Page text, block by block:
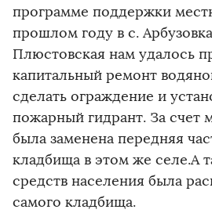
программе поддержки
прошлом году в с.
Плюстовская нам удалось
капитальный ремонт
сделать ограждение и
пожарный гидрант. За счет
была заменена передняя
кладбища в этом же селе.А
средств населения была
самого кладбища.